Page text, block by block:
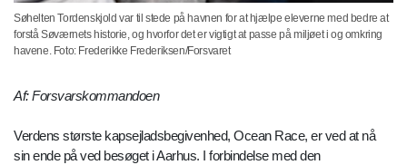
Søhelten Tordenskjold var til stede på havnen for at hjælpe eleverne med bedre at
forstå Søværnets historie, og hvorfor det er vigtigt at passe på miljøet i og omkring
havene. Foto: Frederikke Frederiksen/Forsvaret
Af: Forsvarskommandoen
Verdens største kapsejladsbegivenhed, Ocean Race, er ved at nå
sin ende på ved besøget i Aarhus. I forbindelse med den